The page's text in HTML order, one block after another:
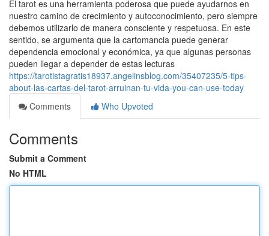
El tarot es una herramienta poderosa que puede ayudarnos en
nuestro camino de crecimiento y autoconocimiento, pero siempre
debemos utilizarlo de manera consciente y respetuosa. En este
sentido, se argumenta que la cartomancia puede generar
dependencia emocional y económica, ya que algunas personas
pueden llegar a depender de estas lecturas
https://tarotistagratis18937.angelinsblog.com/35407235/5-tips-
about-las-cartas-del-tarot-arruinan-tu-vida-you-can-use-today
Comments
Who Upvoted
Comments
Submit a Comment
No HTML